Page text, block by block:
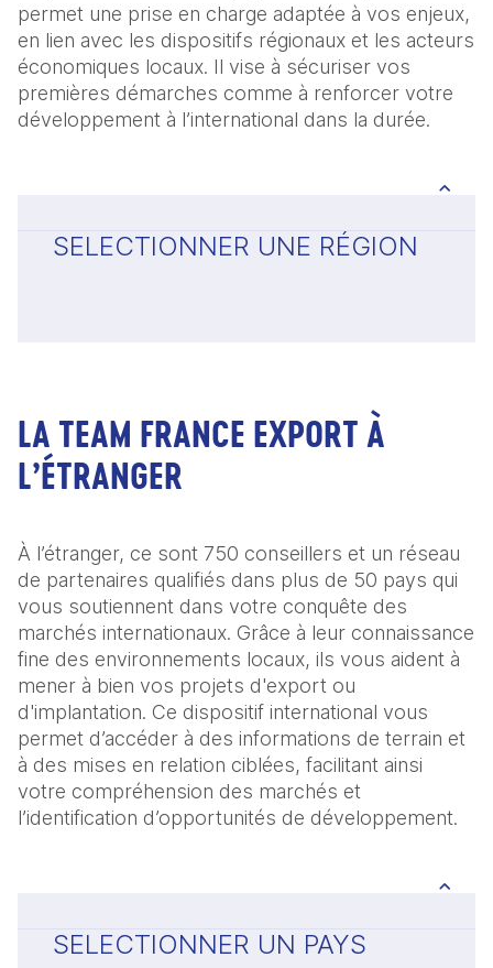
permet une prise en charge adaptée à vos enjeux,
en lien avec les dispositifs régionaux et les acteurs
économiques locaux. Il vise à sécuriser vos
premières démarches comme à renforcer votre
développement à l’international dans la durée.
SELECTIONNER UNE RÉGION
LA TEAM FRANCE EXPORT À
L’ÉTRANGER
À l’étranger, ce sont 750 conseillers et un réseau
de partenaires qualifiés dans plus de 50 pays qui
vous soutiennent dans votre conquête des
marchés internationaux. Grâce à leur connaissance
fine des environnements locaux, ils vous aident à
mener à bien vos projets d'export ou
d'implantation. Ce dispositif international vous
permet d’accéder à des informations de terrain et
à des mises en relation ciblées, facilitant ainsi
votre compréhension des marchés et
l’identification d’opportunités de développement.
SELECTIONNER UN PAYS